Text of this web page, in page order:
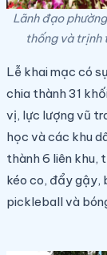
Lãnh đạo
thống và trịnh
Lễ khai mạc có
chia thành 31
vị, lực lượng vũ
học và các khu
thành 6 liên khu,
kéo co, đẩy gậy,
pickleball và